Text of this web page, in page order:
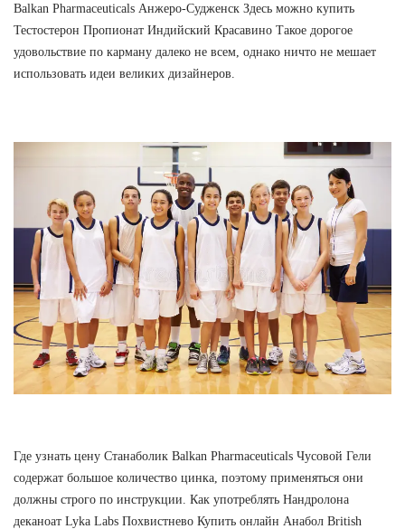
Balkan Pharmaceuticals Анжеро-Судженск Здесь можно купить
Тестостерон Пропионат Индийский Красавино Такое дорогое
удовольствие по карману далеко не всем, однако ничто не мешает
использовать идеи великих дизайнеров.
Где узнать цену Станаболик Balkan Pharmaceuticals Чусовой Гели
содержат большое количество цинка, поэтому применяться они
должны строго по инструкции. Как употреблять Нандролона
деканоат Lyka Labs Похвистнево Купить онлайн Анабол British